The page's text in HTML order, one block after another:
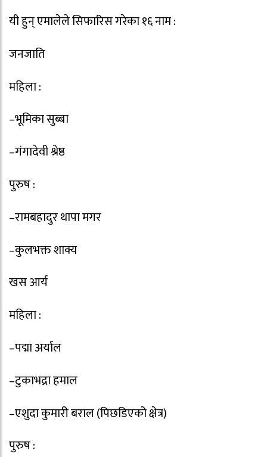
यी हुन् एमालेले सिफारिस गरेका १६ नाम :
जनजाति
महिला :
–भूमिका सुब्बा
–गंगादेवी श्रेष्ठ
पुरुष :
–रामबहादुर थापा मगर
–कुलभक्त शाक्य
खस आर्य
महिला :
–पद्मा अर्याल
–टुकाभद्रा हमाल
–एशुदा कुमारी बराल (पिछडिएको क्षेत्र)
पुरुष :